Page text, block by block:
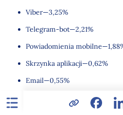
Viber—3,25%
Telegram-bot—2,21%
Powiadomienia
Skrzynka aplikacji—0,62%
Email—0,55%
Powiadomienia web—0,50%